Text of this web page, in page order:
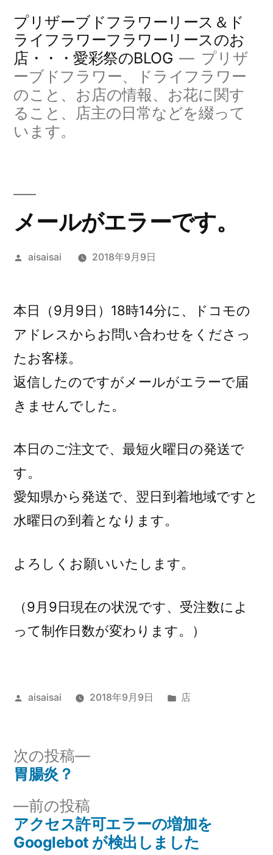
プリザーブドフラワーリース＆ド
ライフラワーフラワーリースのお
店・・・愛彩祭のBLOG
プリザ
ーブドフラワー、ドライフラワー
のこと、お店の情報、お花に関す
ること、店主の日常などを綴って
います。
メールがエラーです。
投
aisaisai 2018年9月9日
本日（9月9日）18時14分に、ドコモの
アドレスからお問い合わせをくださっ
たお客様。
返信したのですがメールがエラーで届
きませんでした。
本日のご注文で、最短火曜日の発送で
す。
愛知県から発送で、翌日到着地域ですと
水曜日の到着となります。
よろしくお願いいたします。
（9月9日現在の状況です、受注数によ
って制作日数が変わります。）
投
aisaisai 2018年9月9日
カ
店
投
稿
ナ
前の投稿
の
投
アクセス許可エラーの増加を
Googlebot が検出しました
次の投稿
次
胃腸炎？